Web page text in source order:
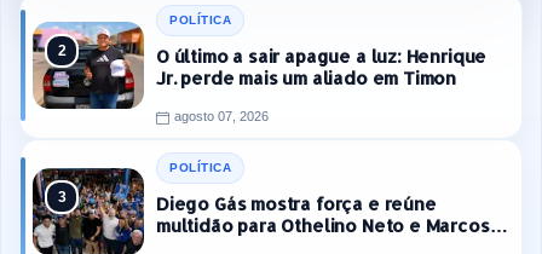
POLÍTICA
O último a sair apague a luz: Henrique
Jr. perde mais um aliado em Timon
agosto 07, 2026
POLÍTICA
Diego Gás mostra força e reúne
multidão para Othelino Neto e Marcos